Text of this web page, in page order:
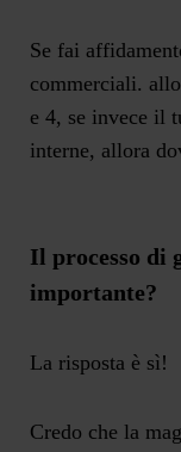
Se fai
commerciali.
e 4, se invece il
interne, allora
Il processo di
importante?
La risposta è sì!
Credo che la